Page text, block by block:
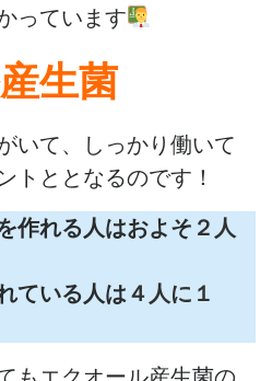
っています
生菌
いて、しっかり働いて
トととなるのです！
作れる人はおよそ ２人
ている人は４人に１